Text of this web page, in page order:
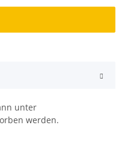
unter
werden.